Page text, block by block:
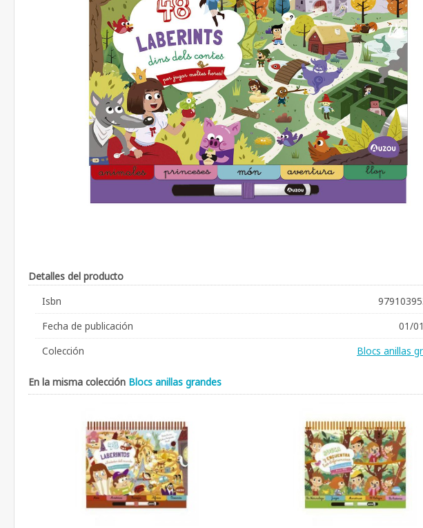
Detalles del producto
Isbn
Fecha de publicación
01/
Colección
Blocs anillas
En la misma colección Blocs anillas grandes